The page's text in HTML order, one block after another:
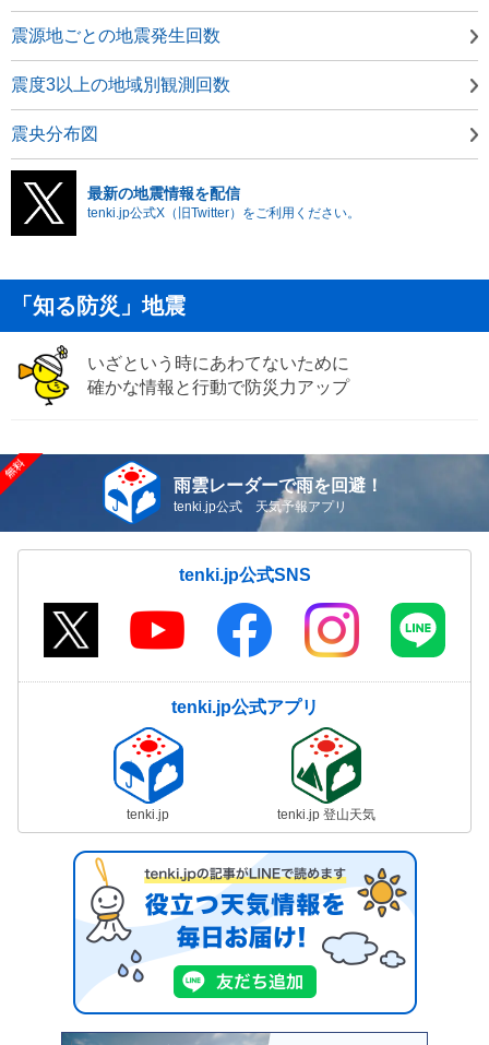
震源地ごとの地震発生回数
震度3以上の地域別観測回数
震央分布図
最新の地震情報を配信
tenki.jp公式X（旧Twitter）をご利用ください。
「知る防災」地震
いざという時にあわてないために
確かな情報と行動で防災力アップ
雨雲レーダーで雨を回避！
tenki.jp公式 天気予報アプリ
tenki.jp公式SNS
tenki.jp公式アプリ
tenki.jp tenki.jp 登山天気